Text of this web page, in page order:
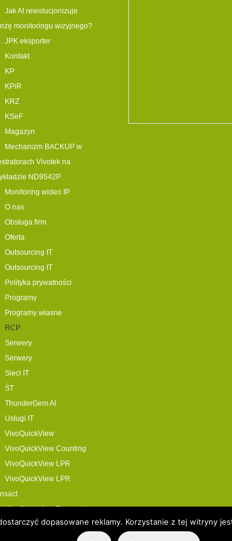
Jak AI rewolucjonizuje
monitoringu wizyjnego?
JPK eksporter
Kontakt
KP
KPiR
KRZ
KSeF
Magazyn
Mechanizm BACKUP w
Vivotek na
ND9542P
Monitoring wideo IP
O nas
Obsługa firm
Oferta
Outsourcing IT
Outsourcing IT
Polityka prywatności
Programy
Programy własne
RCP
Serwery
Serwery
Sieci IT
ŚT
ThunderGem AI
Usługi IT
VivoQuickView
VivoQuickView Counting
VivoQuickView LPR
VivoQuickView LPR
VivoQuickView Transact
dopasowane reklamy. Korzystanie z tej witryny